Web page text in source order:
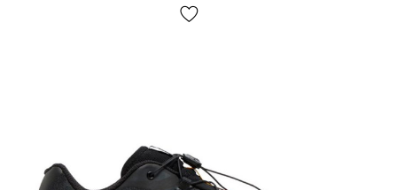
получении, после осмотра и примерки товара на отделении